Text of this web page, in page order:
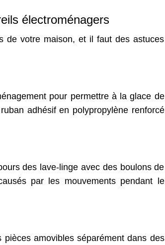
électroménagers
de votre maison, et il faut des astuces
pour permettre à la glace de
adhésif en polypropylène renforcé
des lave-linge avec des boulons de
par les mouvements pendant le
amovibles séparément dans des